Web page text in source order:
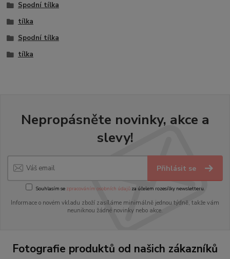
Spodní tílka
tílka
Spodní tílka
tílka
Nepropásněte novinky, akce a
slevy!
Přihlásit se
Souhlasím se zpracováním osobních údajůza účelem rozesílky newsletteru.
Informace o novém vkladu zboží zasíláme minimálně jednou týdně, takže vám
neuniknou žádné novinky nebo akce.
Fotografie produktů od našich zákazníků